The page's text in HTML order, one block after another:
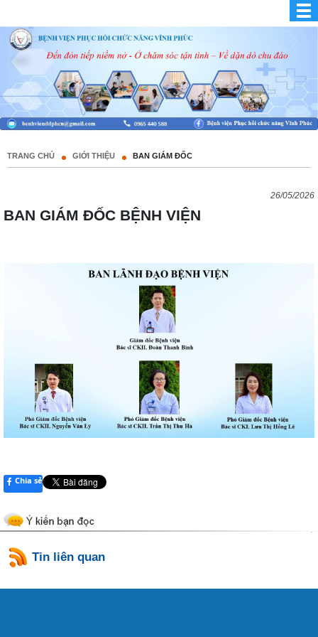
TRANG CHỦ GIỚI THIỆU BAN GIÁM ĐỐC
26/05/2026
BAN GIÁM ĐỐC BỆNH VIỆN
Chia sẻ
Tin liên quan